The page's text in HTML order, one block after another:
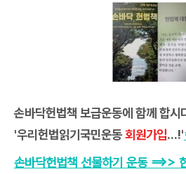
손바닥헌법책 보급운동에 함께 합시
'우리헌법읽기국민운동회원가입...!'
손바닥헌법책 선물하기 운동 ==>>